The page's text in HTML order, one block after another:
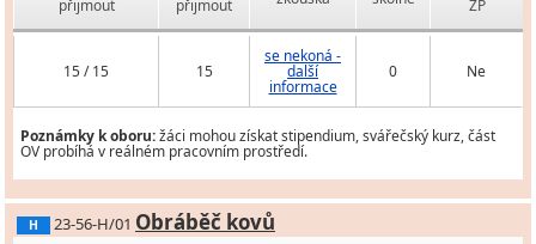
přijmout přijmout ZP
15 / 15 15
se nekoná -
další
informace
0 Ne
Poznámky k oboru:žáci mohou získat stipendium, svářečský kurz, část
OV probíhá v reálném pracovním prostředí.
H 23-56-H/01 Obráběč kovů